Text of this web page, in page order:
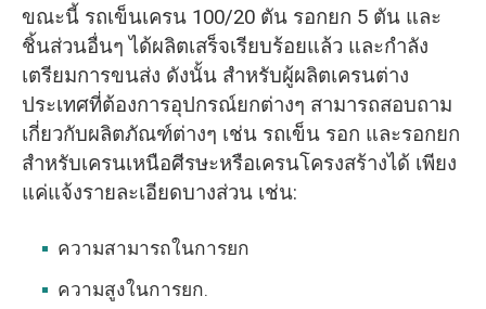
ขณะนี้ รถเข็นเครน 100/20 ตัน รอกยก 5 ตัน และ
ชิ้นส่วนอื่นๆ ได้ผลิตเสร็จเรียบร้อยแล้ว และกำลัง
เตรียมการขนส่ง ดังนั้น สำหรับผู้ผลิตเครนต่าง
ประเทศที่ต้องการอุปกรณ์ยกต่างๆ สามารถสอบถาม
เกี่ยวกับผลิตภัณฑ์ต่างๆ เช่น รถเข็น รอก และรอกยก
สำหรับเครนเหนือศีรษะหรือเครนโครงสร้างได้ เพียง
แค่แจ้งรายละเอียดบางส่วน เช่น:
ความสามารถในการยก
ความสูงในการยก.